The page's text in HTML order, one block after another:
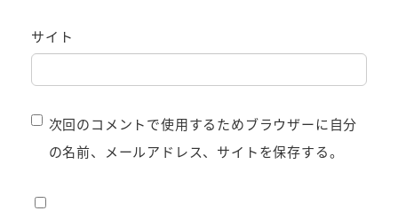
サイト
次回のコメントで使用するためブラウザーに自分
の名前、メールアドレス、サイトを保存する。